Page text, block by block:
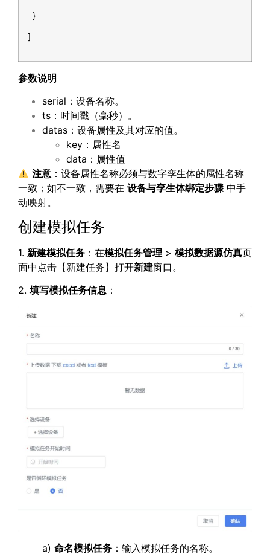
}
]
参数说明
serial：设备名称。
ts：时间戳（毫秒）。
datas：设备属性及其对应的值。
key：属性名
data：属性值
注意 ：设备属性名称必须与数字孪生体的属性名称
一致；如不一致，需要在 设备与孪生体绑定步骤中手
动映射。
创建模拟任务
1. 新建模拟任务 ：在模拟任务管理 > 模拟数据源仿真页
面中点击【新建任务】打开新建窗口。
2. 填写模拟任务信息 ：
a) 命名模拟任务 ：输入模拟任务的名称。